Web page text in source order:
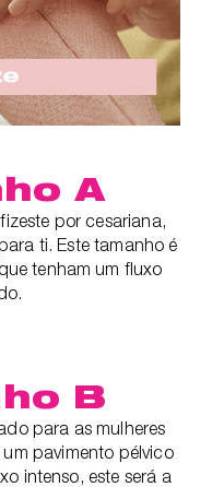
A
por cesariana,
ti. Este tamanho é
tenham um fluxo
B
para as mulheres
pavimento pélvico
intenso, este será a